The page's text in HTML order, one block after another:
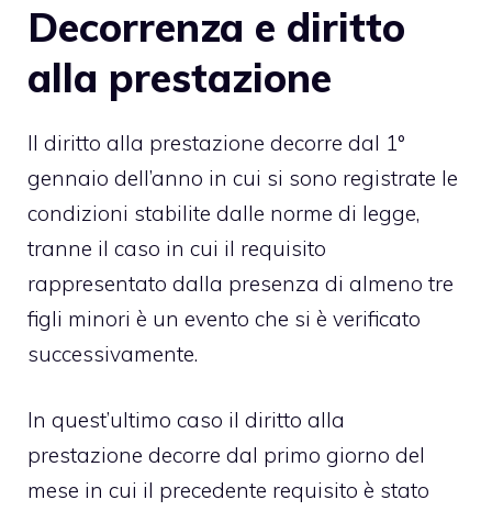
Decorrenza e diritto
alla prestazione
Il diritto alla prestazione decorre dal 1°
gennaio dell’anno in cui si sono registrate le
condizioni stabilite dalle norme di legge,
tranne il caso in cui il requisito
rappresentato dalla presenza di almeno tre
figli minori è un evento che si è verificato
successivamente.
In quest’ultimo caso il diritto alla
prestazione decorre dal primo giorno del
mese in cui il precedente requisito è stato